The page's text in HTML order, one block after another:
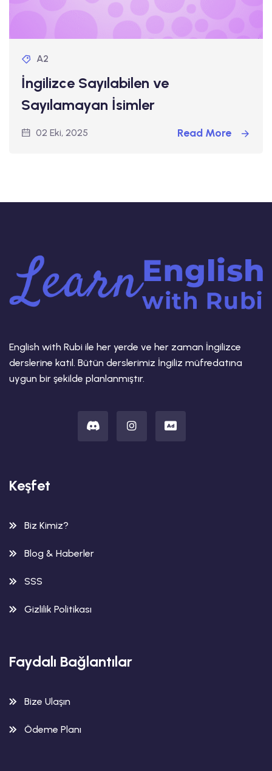
A2
İngilizce Sayılabilen ve
Sayılamayan İsimler
02 Eki, 2025 Read More
English with Rubi ile her yerde ve her zaman İngilizce
derslerine katıl. Bütün derslerimiz İngiliz müfredatına
uygun bir şekilde planlanmıştır.
Keşfet
Biz Kimiz?
Blog & Haberler
SSS
Gizlilik Politikası
Faydalı Bağlantılar
Bize Ulaşın
Ödeme Planı